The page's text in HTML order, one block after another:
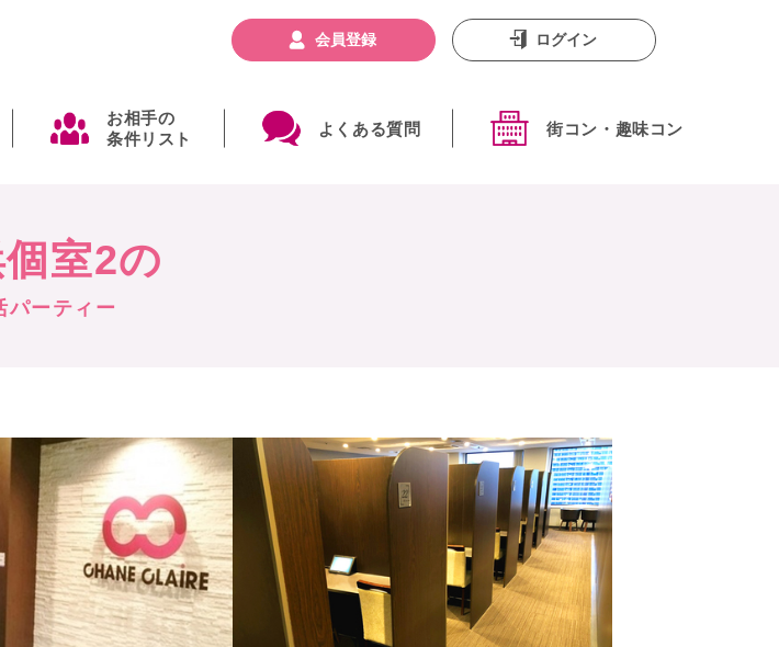
お相手の
条件リスト
よくある質問 街コン・趣味コン
会員登録 ログイン
室2の
パーティー